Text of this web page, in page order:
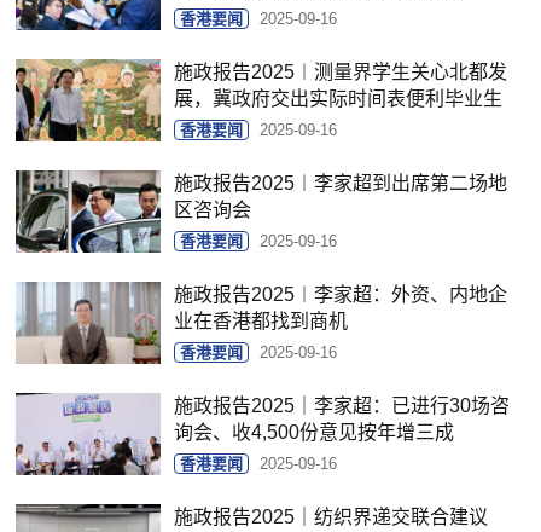
香港要闻 2025-09-16
施政报告2025︱测量界学生关心北都发
展，冀政府交出实际时间表便利毕业生
香港要闻 2025-09-16
施政报告2025︱李家超到出席第二场地
区咨询会
香港要闻 2025-09-16
施政报告2025︱李家超：外资、内地企
业在香港都找到商机
香港要闻 2025-09-16
施政报告2025｜李家超：已进行30场咨
询会、收4,500份意见按年增三成
香港要闻 2025-09-16
施政报告2025｜纺织界递交联合建议